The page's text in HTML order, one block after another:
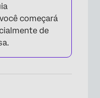
começará
de